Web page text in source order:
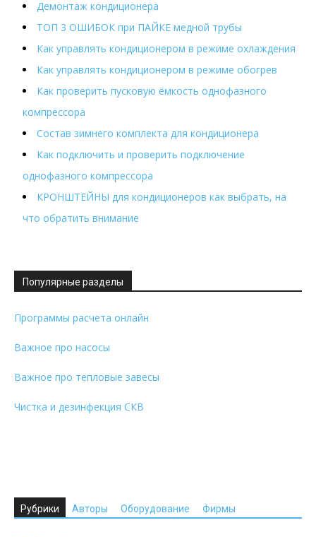
Демонтаж кондиционера
ТОП 3 ОШИБОК при ПАЙКЕ медной трубы
Как управлять кондиционером в режиме охлаждения
Как управлять кондиционером в режиме обогрев
Как проверить пусковую ёмкость однофазного
компрессора
Состав зимнего комплекта для кондиционера
Как подключить и проверить подключение
однофазного компрессора
КРОНШТЕЙНЫ для кондиционеров как выбрать, на
что обратить внимание
Популярные разделы
Программы расчета онлайн
Важное про насосы
Важное про тепловые завесы
Чистка и дезинфекция СКВ
Рубрики Авторы Оборудование Фирмы